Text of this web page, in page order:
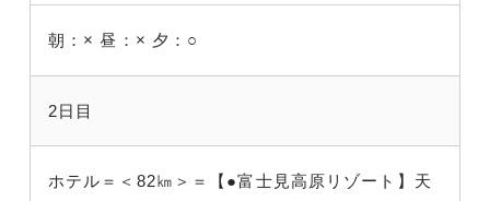
朝：× 昼：× 夕：○
2日目
ホテル＝＜82㎞＞＝【●富士見高原リゾート】天